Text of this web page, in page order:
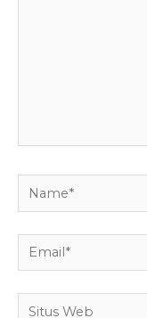
Name*
Email*
Situs